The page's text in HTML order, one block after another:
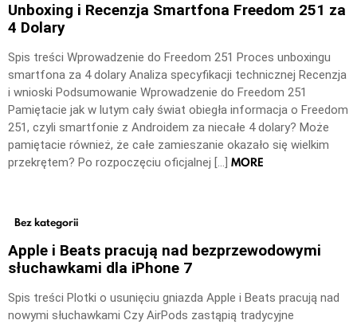
Unboxing i Recenzja Smartfona Freedom 251 za
4 Dolary
Spis treści Wprowadzenie do Freedom 251 Proces unboxingu
smartfona za 4 dolary Analiza specyfikacji technicznej Recenzja
i wnioski Podsumowanie Wprowadzenie do Freedom 251
Pamiętacie jak w lutym cały świat obiegła informacja o Freedom
251, czyli smartfonie z Androidem za niecałe 4 dolary? Może
pamiętacie również, że całe zamieszanie okazało się wielkim
przekrętem? Po rozpoczęciu oficjalnej […] MORE
Bez kategorii
Apple i Beats pracują nad bezprzewodowymi
słuchawkami dla iPhone 7
Spis treści Plotki o usunięciu gniazda Apple i Beats pracują nad
nowymi słuchawkami Czy AirPods zastąpią tradycyjne